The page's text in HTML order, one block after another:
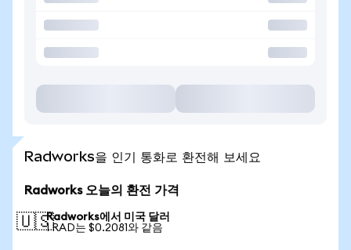
Radworks을 인기 통화로 환전해 보세요
Radworks 오늘의 환전 가격
🇺🇸Radworks에서 미국 달러
1 RAD는 $0.2081와 같음